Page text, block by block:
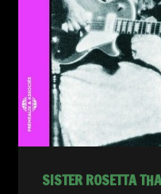
SISTER ROSETTA